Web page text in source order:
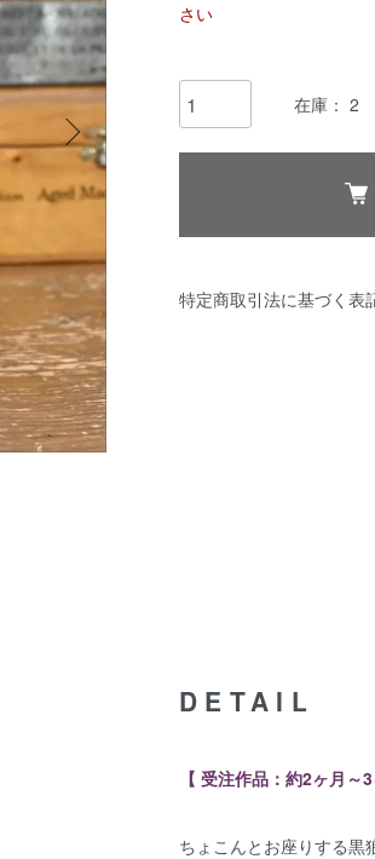
さい
在庫： 2
特定商取引法に基づく表
DETAIL
【 受注作品：約2ヶ月～
ちょこんとお座りする黒